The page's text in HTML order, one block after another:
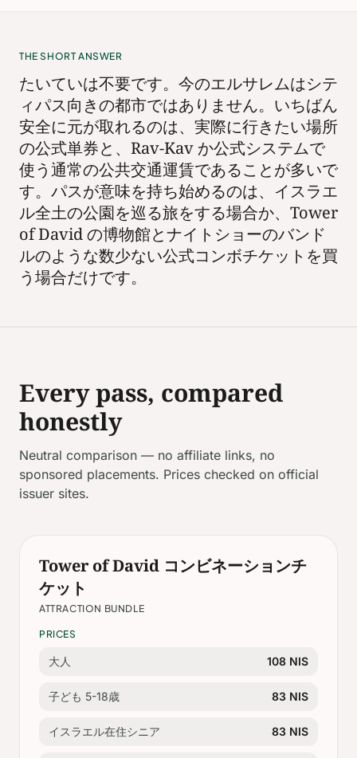
THE SHORT ANSWER
たいていは不要です。今のエルサレムはシテ
ィパス向きの都市ではありません。いちばん
安全に元が取れるのは、実際に行きたい場所
の公式単券と、Rav-Kav か公式システムで
使う通常の公共交通運賃であることが多いで
す。パスが意味を持ち始めるのは、イスラエ
ル全土の公園を巡る旅をする場合か、Tower
of David の博物館とナイトショーのバンド
ルのような数少ない公式コンボチケットを買
う場合だけです。
Every pass, compared
honestly
Neutral comparison — no affiliate links, no
sponsored placements. Prices checked on official
issuer sites.
Tower of David コンビネーションチ
ケット
ATTRACTION BUNDLE
PRICES
大人 108 NIS
子ども 5-18歳 83 NIS
イスラエル在住シニア 83 NIS